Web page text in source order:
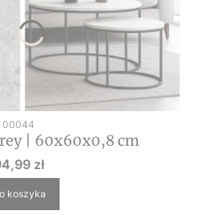
Kod produktu
00044
| 60x60x0,8 cm
zł
koszyka